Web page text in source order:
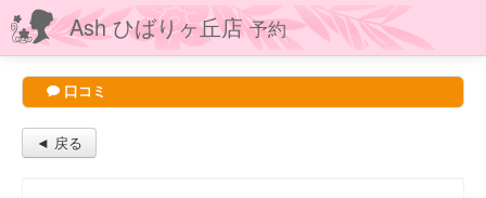
Ash ひばりヶ丘店予約
口コミ
◄ 戻る